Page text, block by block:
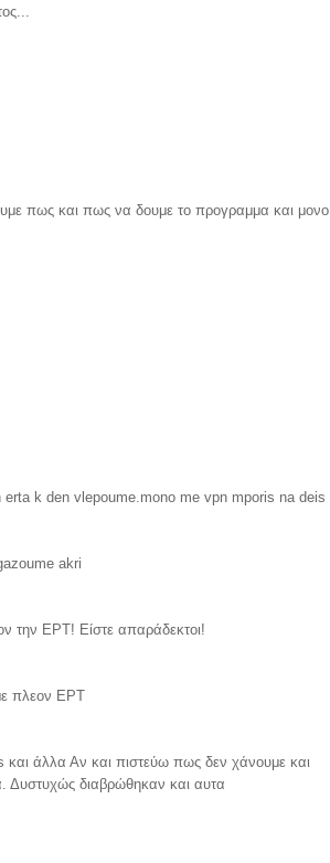
πως και πως να δουμε το προγραμμα και μονο
k den vlepoume.mono me vpn mporis na deis
akri
την ΕΡΤ! Είστε απαράδεκτοι!
πλεον ΕΡΤ
άλλα Αν και πιστεύω πως δεν χάνουμε και
Δυστυχώς διαβρώθηκαν και αυτα